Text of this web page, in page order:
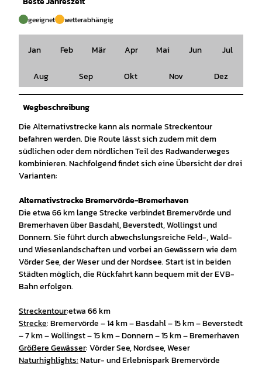
geeignet wetterabhängig
Jan Feb Mär Apr Mai Jun Jul
Aug Sep Okt Nov Dez
Wegbeschreibung
Die Alternativstrecke kann als normale Streckentour
befahren werden. Die Route lässt sich zudem mit dem
südlichen oder dem nördlichen Teil des Radwanderweges
kombinieren. Nachfolgend findet sich eine Übersicht der drei
Varianten:
Alternativstrecke Bremervörde-Bremerhaven
Die etwa 66 km lange Strecke verbindet Bremervörde und
Bremerhaven über Basdahl, Beverstedt, Wollingst und
Donnern. Sie führt durch abwechslungsreiche Feld-, Wald-
und Wiesenlandschaften und vorbei an Gewässern wie dem
Vörder See, der Weser und der Nordsee. Start ist in beiden
Städten möglich, die Rückfahrt kann bequem mit der EVB-
Bahn erfolgen.
Streckentour:etwa 66 km
Strecke: Bremervörde – 14 km – Basdahl – 15 km – Beverstedt
– 7 km – Wollingst – 15 km – Donnern – 15 km – Bremerhaven
Größere Gewässer:Vörder See, Nordsee, Weser
Naturhighlights:Natur- und Erlebnispark Bremervörde